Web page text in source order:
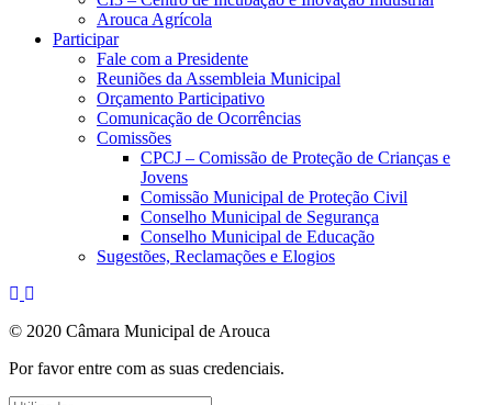
Arouca Agrícola
Participar
Fale com a Presidente
Reuniões da Assembleia Municipal
Orçamento Participativo
Comunicação de Ocorrências
Comissões
CPCJ – Comissão de Proteção de Crianças e
Jovens
Comissão Municipal de Proteção Civil
Conselho Municipal de Segurança
Conselho Municipal de Educação
Sugestões, Reclamações e Elogios
© 2020 Câmara Municipal de Arouca
Por favor entre com as suas credenciais.